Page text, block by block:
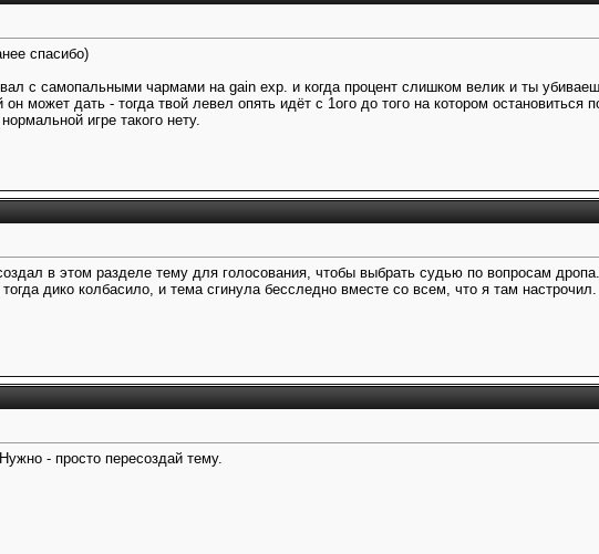
спасибо)
с самопальными чармами на gain exp. и когда процент слишком велик и ты
он может дать - тогда твой левел опять идёт с 1ого до того на котором
игре такого нету.
в этом разделе тему для голосования, чтобы выбрать судью по вопросам
дико колбасило, и тема сгинула бесследно вместе со всем, что я там настрочил.
- просто пересоздай тему.